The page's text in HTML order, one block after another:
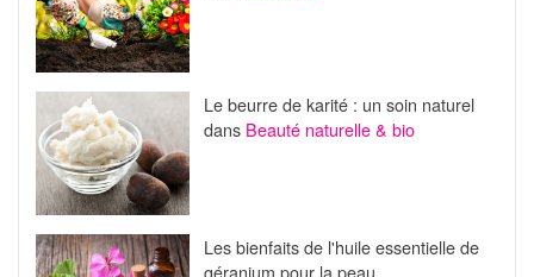
Le beurre de karité : un soin naturel
dans Beauté naturelle & bio
Les bienfaits de l'huile essentielle de
géranium pour la peau